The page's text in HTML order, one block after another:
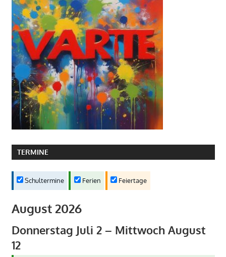
TERMINE
Schultermine Ferien Feiertage
August 2026
Donnerstag Juli 2– Mittwoch August
12